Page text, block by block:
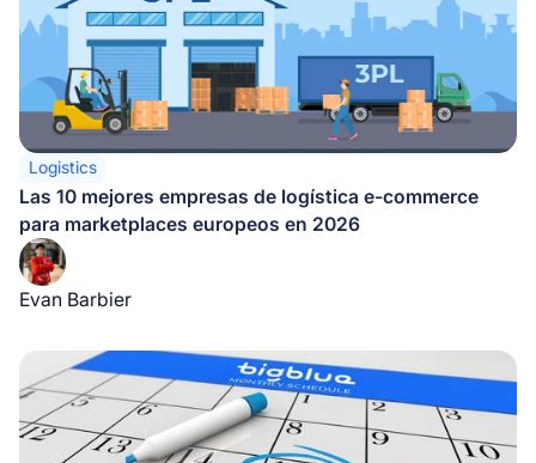
Logistics
Las 10 mejores empresas de logística e-commerce
para marketplaces europeos en 2026
Evan Barbier